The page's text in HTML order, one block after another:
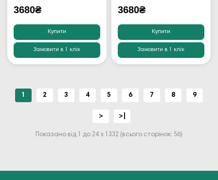
3680₴
Купити
Замовити в 1 клік
3680₴
Купити
Замовити в 1 клік
1 2 3 4 5 6 7 8 9
> >|
Показано від 1 до 24 з 1332 (всього сторінок: 56)